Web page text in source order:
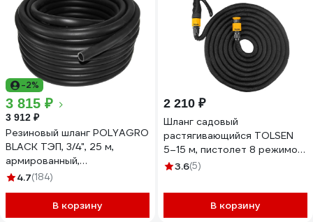
-2%
3 815 ₽
3 912 ₽
Резиновый шланг POLYAGRO
BLACK ТЭП, 3/4", 25 м,
армированный,
морозостойкий 7558125
4.7(184)
В корзину
2 210 ₽
Шланг садовый
растягивающийся TOLSEN
5–15 м, пистолет 8 режимов,
коннектор 1/2 - 3/4" 57250
3.6(5)
В корзину